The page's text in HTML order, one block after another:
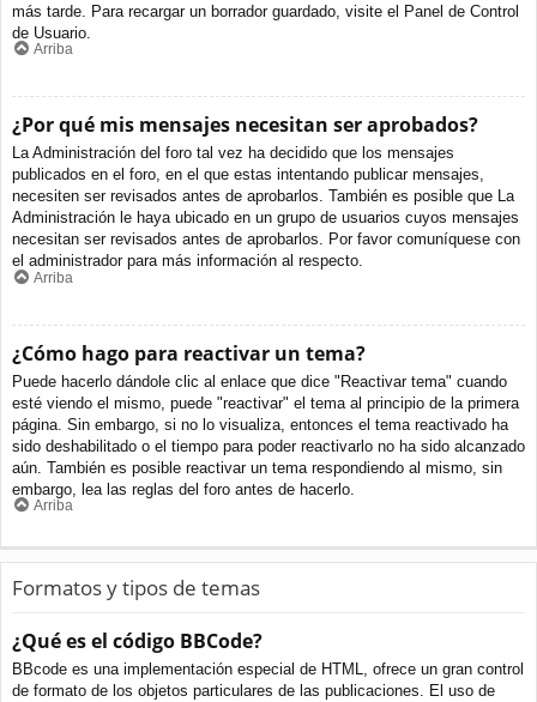
más tarde. Para recargar un borrador guardado, visite el Panel de Control
de Usuario.
Arriba
¿Por qué mis mensajes necesitan ser aprobados?
La Administración del foro tal vez ha decidido que los mensajes
publicados en el foro, en el que estas intentando publicar mensajes,
necesiten ser revisados antes de aprobarlos. También es posible que La
Administración le haya ubicado en un grupo de usuarios cuyos mensajes
necesitan ser revisados antes de aprobarlos. Por favor comuníquese con
el administrador para más información al respecto.
Arriba
¿Cómo hago para reactivar un tema?
Puede hacerlo dándole clic al enlace que dice "Reactivar tema" cuando
esté viendo el mismo, puede "reactivar" el tema al principio de la primera
página. Sin embargo, si no lo visualiza, entonces el tema reactivado ha
sido deshabilitado o el tiempo para poder reactivarlo no ha sido alcanzado
aún. También es posible reactivar un tema respondiendo al mismo, sin
embargo, lea las reglas del foro antes de hacerlo.
Arriba
Formatos y tipos de temas
¿Qué es el código BBCode?
BBcode es una implementación especial de HTML, ofrece un gran control
de formato de los objetos particulares de las publicaciones. El uso de